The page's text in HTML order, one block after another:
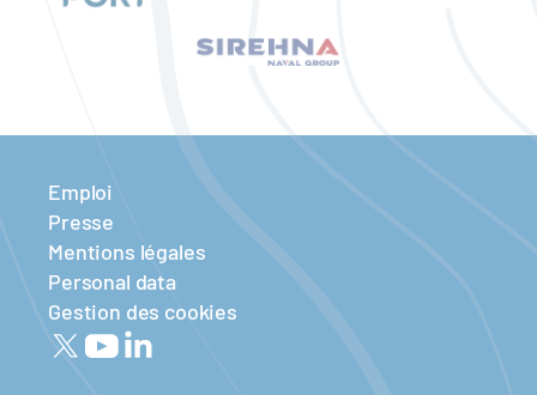
Emploi
Presse
Mentions légales
Personal data
Gestion des cookies